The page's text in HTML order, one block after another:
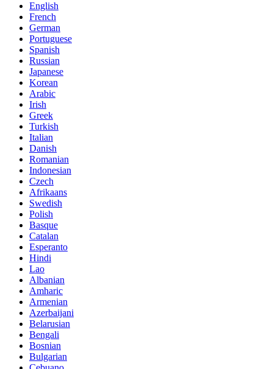
English
French
German
Portuguese
Spanish
Russian
Japanese
Korean
Arabic
Irish
Greek
Turkish
Italian
Danish
Romanian
Indonesian
Czech
Afrikaans
Swedish
Polish
Basque
Catalan
Esperanto
Hindi
Lao
Albanian
Amharic
Armenian
Azerbaijani
Belarusian
Bengali
Bosnian
Bulgarian